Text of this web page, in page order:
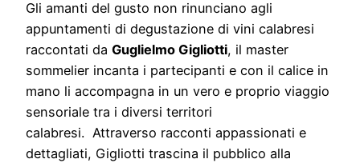
Gli amanti del gusto non rinunciano agli
appuntamenti di degustazione di vini calabresi
raccontati da Guglielmo Gigliotti, il master
sommelier incanta i partecipanti e con il calice in
mano li accompagna in un vero e proprio viaggio
sensoriale tra i diversi territori
calabresi. Attraverso racconti appassionati e
dettagliati, Gigliotti trascina il pubblico alla